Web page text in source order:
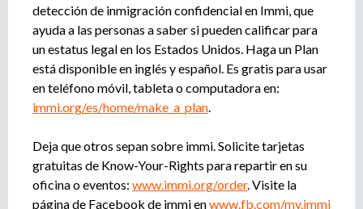
detección de inmigración confidencial en Immi, que
ayuda a las personas a saber si pueden calificar para
un estatus legal en los Estados Unidos. Haga un Plan
está disponible en inglés y español. Es gratis para usar
en teléfono móvil, tableta o computadora en:
immi.org/es/home/make_a_plan.
Deja que otros sepan sobre immi. Solicite tarjetas
gratuitas de Know-Your-Rights para repartir en su
oficina o eventos: www.immi.org/order. Visite la
página de Facebook de immi enwww.fb.com/my.immi